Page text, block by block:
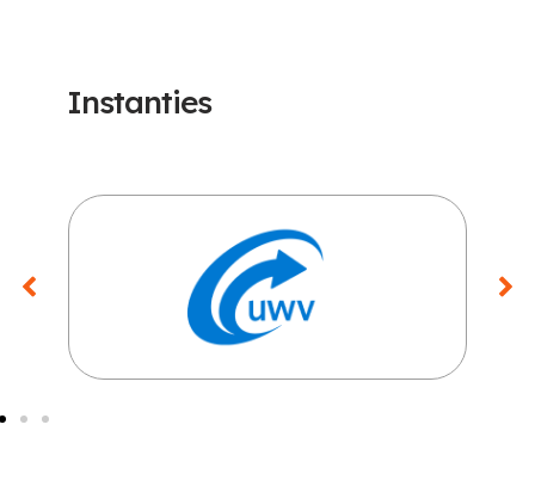
Instanties